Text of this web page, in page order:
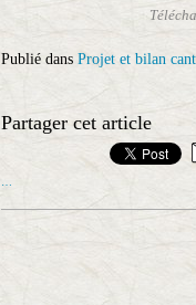
Publié dans Projet et bilan
Partager cet article